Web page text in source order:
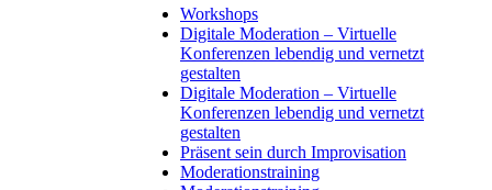
Workshops
Digitale Moderation – Virtuelle
Konferenzen lebendig und vernetzt
gestalten
Digitale Moderation – Virtuelle
Konferenzen lebendig und vernetzt
gestalten
Präsent sein durch Improvisation
Moderationstraining